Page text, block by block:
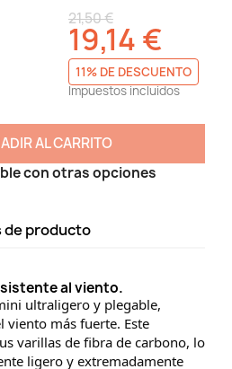
21,50 €
19,14 €
11% DE DESCUENTO
Impuestos incluidos
AL CARRITO
con otras opciones
de producto
al viento.
ultraligero y plegable,
viento más fuerte. Este
varillas de fibra de carbono, lo
ligero y extremadamente